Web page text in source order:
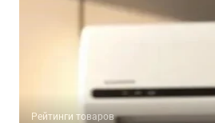
Рейтинги товаров